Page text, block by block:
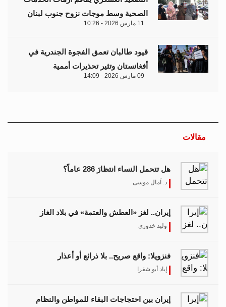
الصحية وسط موجات نزوح جنوب لبنان
11 مارس 2026 - 10:26
قيود طالبان تعمق الفجوة الجندرية في
أفغانستان وتثير تحذيرات أممية
09 مارس 2026 - 14:09
مقالات
هل تتحمل النساء انتظارَ 286 عاماً؟
د. آمال موسى
إيران.. لغز «العطش والعتمة» في بلاد الغاز
وليد خدوري
فنزويلا: واقع صريح.. بلا ذرائع أو أعذار
إياد أبو شقرا
إيران بين احتجاجات البقاء للمواطن والنظام